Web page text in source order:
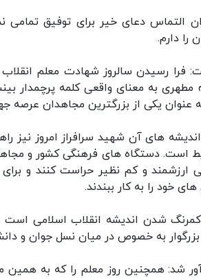
التماس دعای خیر برای توفیق
را دارم.
رسیدن سالروز شهادت معلم انقلاب
مطهری به معنای واقعی کلمه پرچمدار
عنوان یکی از بزرگترین مجاهدان عرصه
های آن شهید سرافراز امروز نیز
است. دستگاه های فرهنگی کشور و
و کم نظیر حراست کنند و
خود را به کار ببندند.
شدن اندیشه انقلاب اسلامی است
به خصوص در میان نسل جوان و
شد: همچنین روز معلم را که به